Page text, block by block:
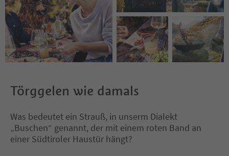
Törggelen wie damals
Was bedeutet ein Strauß, in unserm Dialekt
„Buschen“ genannt, der mit einem roten Band an
einer Südtiroler Haustür hängt?